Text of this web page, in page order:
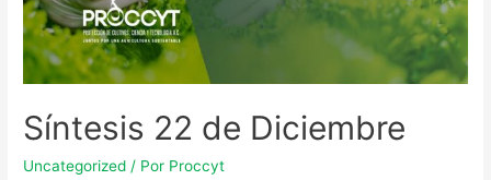
Síntesis 22 de Diciembre
Uncategorized / Por Proccyt